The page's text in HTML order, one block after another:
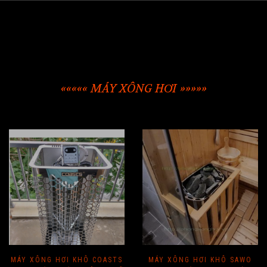
««««« MÁY XÔNG HƠI »»»»»
MÁY XÔNG HƠI KHÔ COASTS
MÁY XÔNG HƠI KHÔ SAWO